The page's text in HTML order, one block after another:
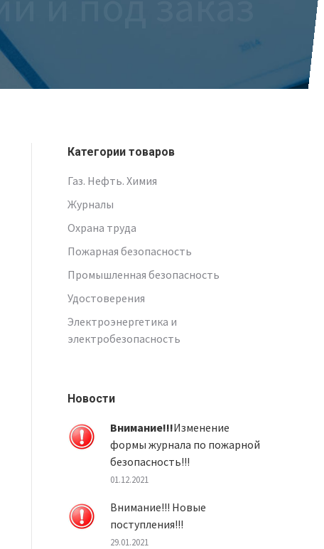
Категории товаров
Газ. Нефть. Химия
Журналы
Охрана труда
Пожарная безопасность
Промышленная безопасность
Удостоверения
Электроэнергетика и
электробезопасность
Новости
Внимание!!!Изменение
формы журнала по пожарной
безопасность!!!
01.12.2021
Внимание!!! Новые
поступления!!!
29.01.2021